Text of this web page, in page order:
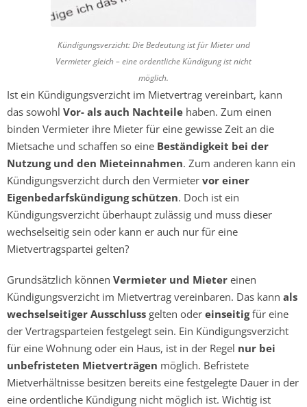
Kündigungsverzicht: Die Bedeutung ist für Mieter und
Vermieter gleich – eine ordentliche Kündigung ist nicht
möglich.
Ist ein Kündigungsverzicht im Mietvertrag vereinbart, kann
das sowohl Vor- als auch Nachteile haben. Zum einen
binden Vermieter ihre Mieter für eine gewisse Zeit an die
Mietsache und schaffen so eine Beständigkeit bei der
Nutzung und den Mieteinnahmen. Zum anderen kann ein
Kündigungsverzicht durch den Vermieter vor einer
Eigenbedarfskündigung schützen. Doch ist ein
Kündigungsverzicht überhaupt zulässig und muss dieser
wechselseitig sein oder kann er auch nur für eine
Mietvertragspartei gelten?
Grundsätzlich können Vermieter und Mieter einen
Kündigungsverzicht im Mietvertrag vereinbaren. Das kann als
wechselseitiger Ausschluss gelten oder einseitigfür eine
der Vertragsparteien festgelegt sein. Ein Kündigungsverzicht
für eine Wohnung oder ein Haus, ist in der Regel nur bei
unbefristeten Mietverträgen möglich. Befristete
Mietverhältnisse besitzen bereits eine festgelegte Dauer in der
eine ordentliche Kündigung nicht möglich ist. Wichtig ist